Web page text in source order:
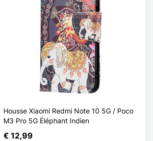
Housse Xiaomi Redmi Note 10 5G / Poco
M3 Pro 5G Éléphant Indien
€ 12,99